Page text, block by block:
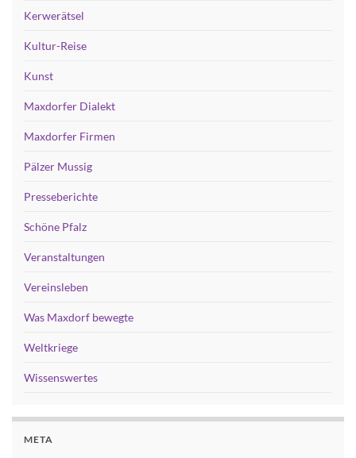
Kerwerätsel
Kultur-Reise
Kunst
Maxdorfer Dialekt
Maxdorfer Firmen
Pälzer Mussig
Presseberichte
Schöne Pfalz
Veranstaltungen
Vereinsleben
Was Maxdorf bewegte
Weltkriege
Wissenswertes
META